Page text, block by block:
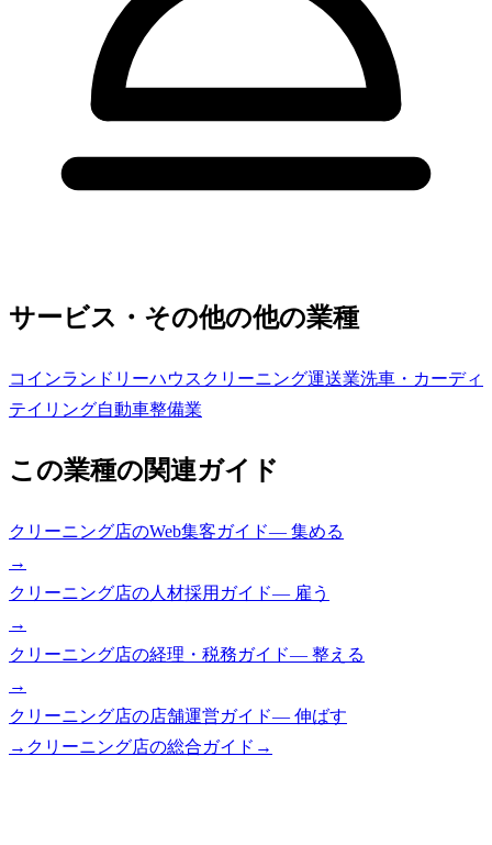
サービス・その他の他の業種
コインランドリーハウスクリーニング運送業洗車・カーディ
テイリング自動車整備業
この業種の関連ガイド
クリーニング店のWeb集客ガイド— 集める
→
クリーニング店の人材採用ガイド— 雇う
→
クリーニング店の経理・税務ガイド— 整える
→
クリーニング店の店舗運営ガイド— 伸ばす
→ クリーニング店の総合ガイド →